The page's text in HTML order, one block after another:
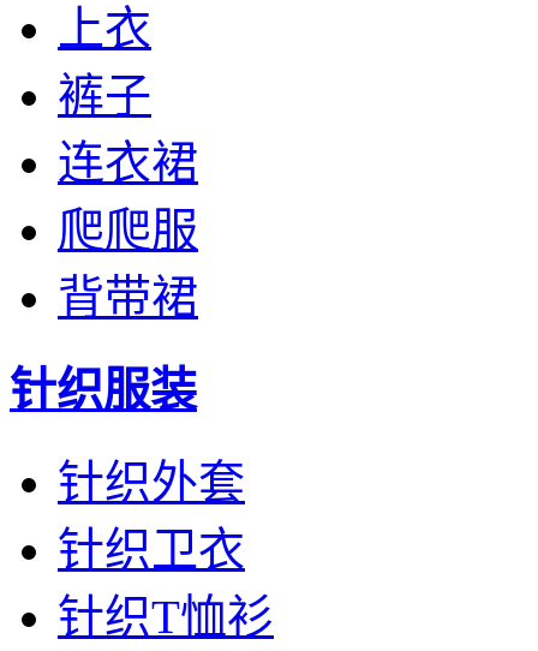
上衣
裤子
连衣裙
爬爬服
背带裙
针织服装
针织外套
针织卫衣
针织T恤衫